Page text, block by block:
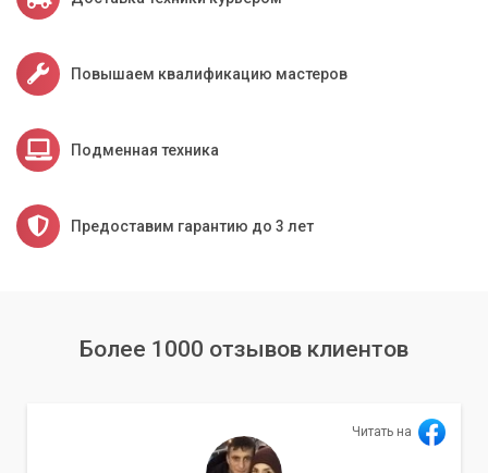
предлагаем оптимальные решения.
Обслуживание широкоформатной оргтехники – это
инвестиция в ваше будущее. Доверьте свою технику
обеспечивая высокое качество печати и бесперебойную
работу.
Повышаем квалификацию мастеров
Подменная техника
Предоставим гарантию до 3 лет
Более 1000 отзывов клиентов
Читать на